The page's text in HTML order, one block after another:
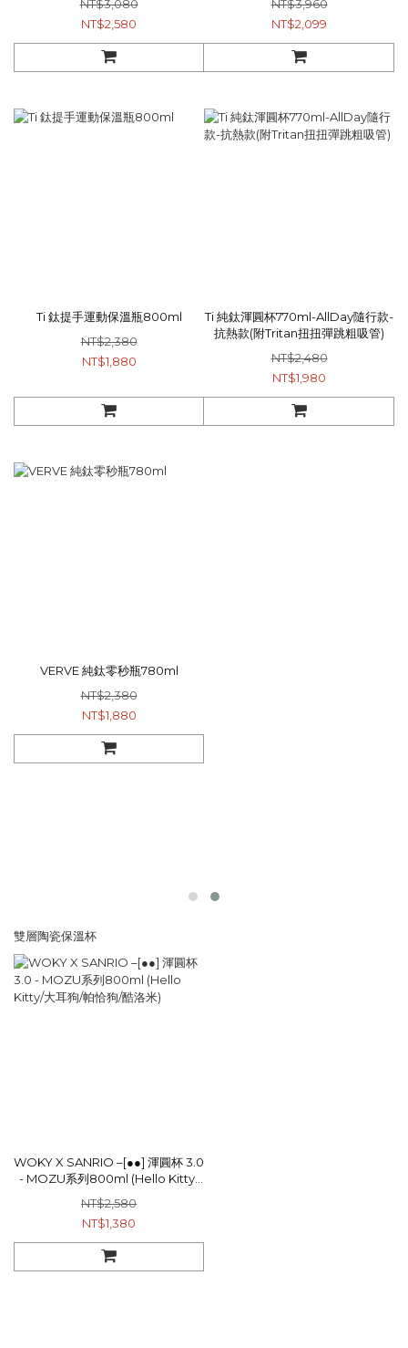
NT$3,080
NT$2,580
800ml x1
NT$3,960
NT$2,099
Ti 鈦提手運動保溫瓶800ml
NT$2,380
NT$1,880
Ti 純鈦渾圓杯770ml-AllDay隨行款-
抗熱款(附Tritan扭扭彈跳粗吸管)
NT$2,480
NT$1,980
VERVE 純鈦零秒瓶780ml
NT$2,380
NT$1,880
雙層陶瓷保溫杯
WOKY X SANRIO –[●●] 渾圓杯 3.0
- MOZU系列800ml (Hello Kitty/
大耳狗/帕恰狗/酷洛米)
NT$2,580
NT$1,380